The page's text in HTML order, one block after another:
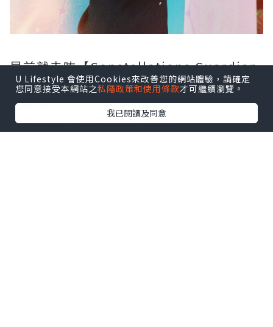
早前就去咗【Constellations Guardian
日月星辰】Soft Launch Event了解下 🥰
活動場面好熱鬧喔‼️
仲見到名人方建儀小姐添🫶
U Lifestyle 會使用Cookies來改善您的網站體驗，請確定
您同意接受本網站之私隱政策和使用條款才可繼續瀏覽。
我已閱讀及同意